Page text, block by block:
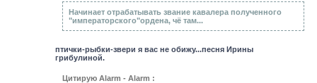
Начинает отрабатывать звание кавалера полученного
"императорского"ордена, чё там...
птички-рыбки-звери я вас не обижу...песня Ирины
грибулиной.
Цитирую Alarm - Alarm :